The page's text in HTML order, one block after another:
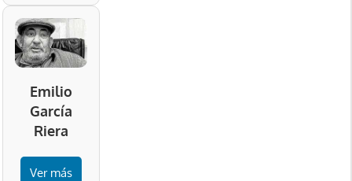
Emilio
García
Riera
Ver más